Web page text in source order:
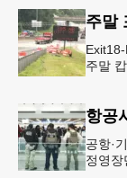
주말
공항·
정영장